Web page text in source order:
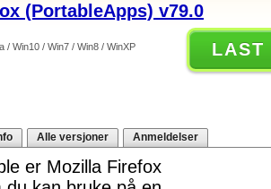
(PortableApps) v79.0
/ Win10 / Win7 / Win8 / WinXP LAST
Alle versjoner Anmeldelser
er Mozilla Firefox